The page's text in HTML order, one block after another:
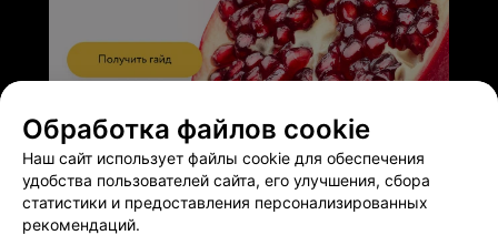
Обработка файлов cookie
Наш сайт использует файлы cookie для обеспечения
удобства пользователей сайта, его улучшения, сбора
статистики и предоставления персонализированных
рекомендаций.